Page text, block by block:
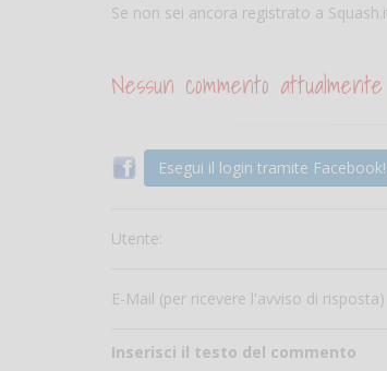
Se non sei ancora registrato a
Nessun commento
Esegui il login tramite Facebook!
Utente:
E-Mail (per ricevere l'avviso di risposta)
Inserisci il testo del commento